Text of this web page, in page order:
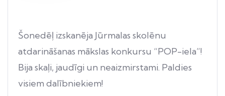
Šonedēļ izskanēja Jūrmalas skolēnu
atdarināšanas mākslas konkursu “POP-iela”!
Bija skaļi, jaudīgi un neaizmirstami. Paldies
visiem dalībniekiem!